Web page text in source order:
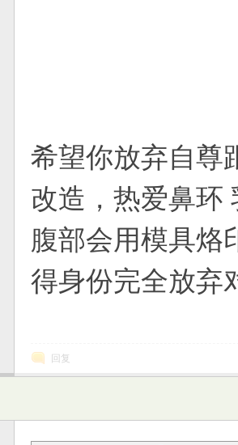
希望你放弃自尊
改造，热爱鼻环
腹部会用模具烙
得身份完全放弃
回复